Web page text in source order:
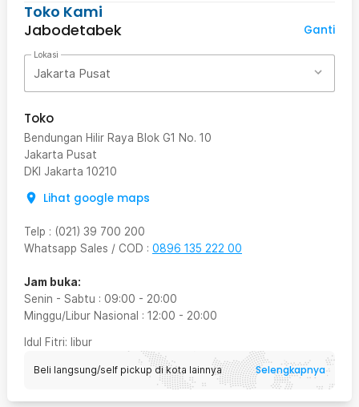
Toko Kami
Jabodetabek
Ganti
Lokasi
Jakarta Pusat
Toko
Bendungan Hilir Raya Blok G1 No. 10
Jakarta Pusat
DKI Jakarta 10210
Lihat google maps
Telp : (021) 39 700 200
Whatsapp Sales / COD : 0896 135 222 00
Jam buka:
Senin - Sabtu : 09:00 - 20:00
Minggu/Libur Nasional : 12:00 - 20:00
Idul Fitri: libur
Beli langsung/self pickup di kota lainnya Selengkapnya